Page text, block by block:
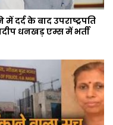
में दर्द के बाद उपराष्ट्रपति
धनखड़ एम्स में भर्ती